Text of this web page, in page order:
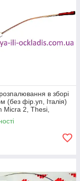
в зборі
(без фір.уп, Італія)
Micra 2, Thesi,
к.с. 0547